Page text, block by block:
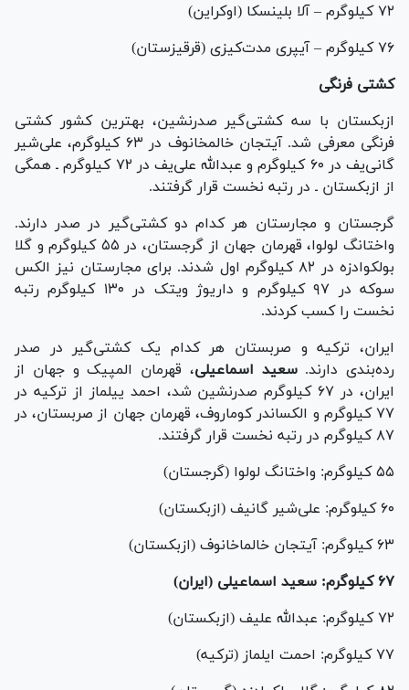
۷۲ کیلوگرم – آلا بلینسکا (اوکراین)
۷۶ کیلوگرم – آیپری مدت‌کیزی (قرقیزستان)
کشتی فرنگی
ازبکستان با سه کشتی‌گیر صدرنشین، بهترین کشور کشتی
فرنگی معرفی شد. آیتجان خالمخانوف در ۶۳ کیلوگرم، علی‌شیر
گانی‌یف در ۶۰ کیلوگرم و عبدالله علی‌یف در ۷۲ کیلوگرم ـ همگی
از ازبکستان ـ در رتبه نخست قرار گرفتند.
گرجستان و مجارستان هر کدام دو کشتی‌گیر در صدر دارند.
واختانگ لولوا، قهرمان جهان از گرجستان، در ۵۵ کیلوگرم و گلا
بولکوادزه در ۸۲ کیلوگرم اول شدند. برای مجارستان نیز الکس
سوکه در ۹۷ کیلوگرم و داریوژ ویتک در ۱۳۰ کیلوگرم رتبه
نخست را کسب کردند.
ایران، ترکیه و صربستان هر کدام یک کشتی‌گیر در صدر
رده‌بندی دارند.سعید اسماعیلی، قهرمان المپیک و جهان از
ایران، در ۶۷ کیلوگرم صدرنشین شد، احمد ییلماز از ترکیه در
۷۷ کیلوگرم و الکساندر کوماروف، قهرمان جهان از صربستان، در
۸۷ کیلوگرم در رتبه نخست قرار گرفتند.
۵۵ کیلوگرم: واختانگ لولوا (گرجستان)
۶۰ کیلوگرم: علی‌شیر گانیف (ازبکستان)
۶۳ کیلوگرم: آیتجان خالماخانوف (ازبکستان)
۶۷ کیلوگرم: سعید اسماعیلی (ایران)
۷۲ کیلوگرم: عبدالله علیف (ازبکستان)
۷۷ کیلوگرم: احمت ایلماز (ترکیه)